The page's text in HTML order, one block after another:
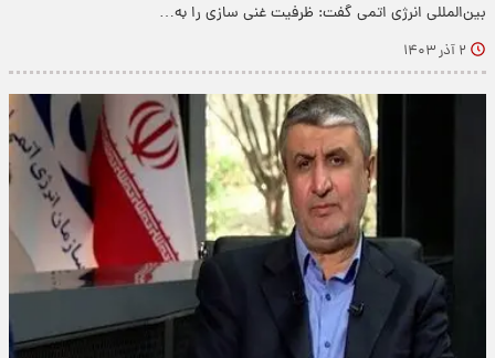
بین‌المللی انرژی اتمی گفت: ظرفیت غنی سازی را به…
۲ آذر ۱۴۰۳